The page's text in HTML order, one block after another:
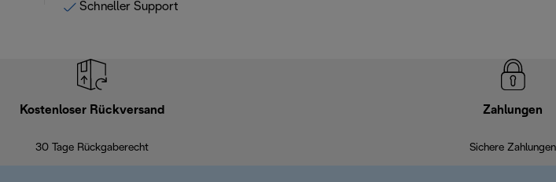
Schneller Support
Kostenloser Rückversand
30 Tage Rückgaberecht
Zahlungen
Sichere Zahlungen